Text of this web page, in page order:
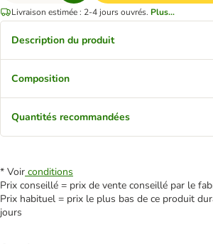
Livraison estimée : 2-4 jours ouvrés. Plus...
Description du produit
Composition
Quantités recommandées
* Voir conditions
Prix conseillé = prix de vente conseillé par le
Prix habituel = prix le plus bas de ce produit
jours